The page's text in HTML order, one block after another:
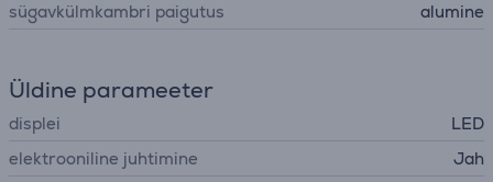
sügavkülmkambri paigutus
alumine
Üldine parameeter
displei
LED
elektrooniline juhtimine
Jah